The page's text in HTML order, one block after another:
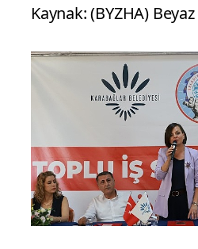
Kaynak: (BYZHA)